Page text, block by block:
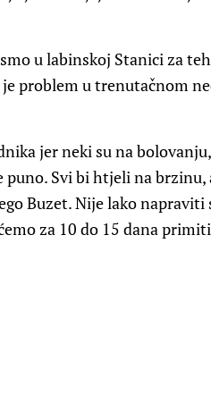
u labinskoj Stanici za
problem u trenutačnom
jer neki su na
Svi bi htjeli na brzinu,
Buzet. Nije lako napraviti
za 10 do 15 dana